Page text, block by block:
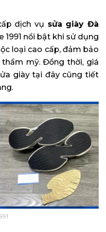
dịch vụ sửa giày Đà
1991 nổi bật khi sử dụng
loại cao cấp, đảm bảo
mỹ. Đồng thời, giá
giày tại đây cũng tiết